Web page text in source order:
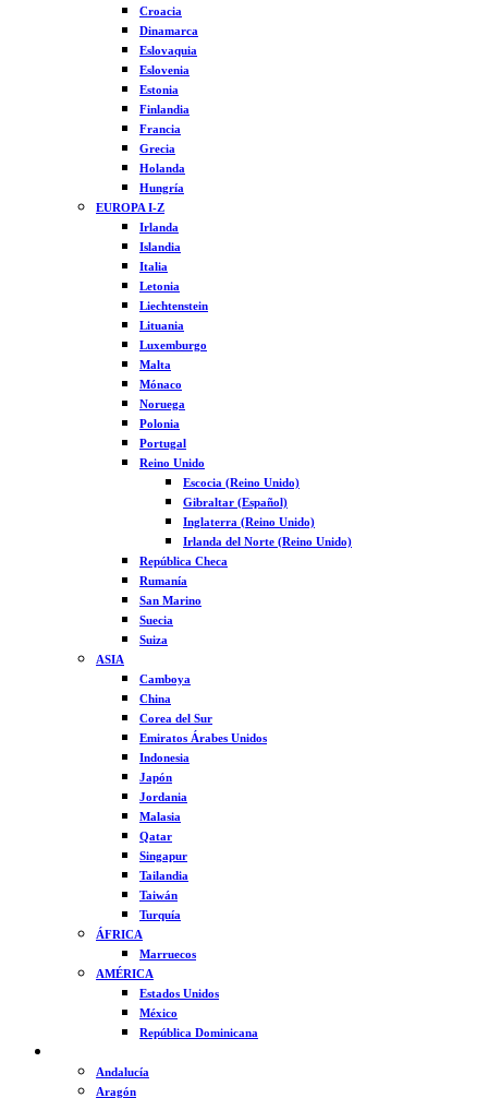
Croacia
Dinamarca
Eslovaquia
Eslovenia
Estonia
Finlandia
Francia
Grecia
Holanda
Hungría
EUROPA I-Z
Irlanda
Islandia
Italia
Letonia
Liechtenstein
Lituania
Luxemburgo
Malta
Mónaco
Noruega
Polonia
Portugal
Reino Unido
Escocia (Reino Unido)
Gibraltar (Español)
Inglaterra (Reino Unido)
Irlanda del Norte (Reino Unido)
República Checa
Rumanía
San Marino
Suecia
Suiza
ASIA
Camboya
China
Corea del Sur
Emiratos Árabes Unidos
Indonesia
Japón
Jordania
Malasia
Qatar
Singapur
Tailandia
Taiwán
Turquía
ÁFRICA
Marruecos
AMÉRICA
Estados Unidos
México
República Dominicana
Andalucía
Aragón